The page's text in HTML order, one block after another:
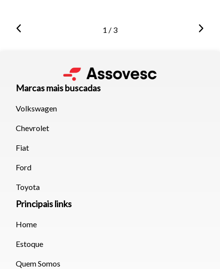
1 / 3
Marcas mais buscadas
Volkswagen
Chevrolet
Fiat
Ford
Toyota
Principais links
Home
Estoque
Quem Somos